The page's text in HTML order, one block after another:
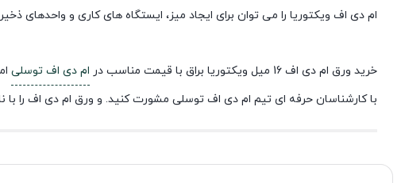
ام دی اف ویکتوریا را می توان برای ایجاد میز، ایستگاه های کاری و واحدهای
خرید ورق ام دی اف 16 میل ویکتوریا براق با قیمت مناسب در ام دی اف توسلی
با کارشناسان حرفه ای تیم ام دی اف توسلی مشورت کنید. و ورق ام دی اف را با